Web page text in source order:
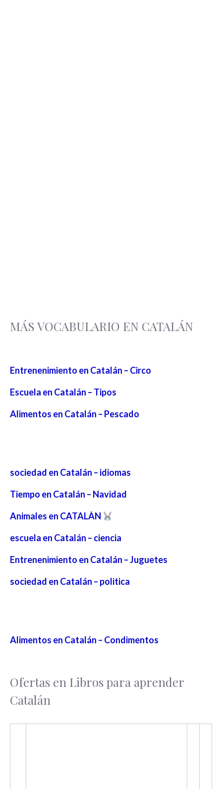
MÁS VOCABULARIO EN CATALÁN
Entrenenimiento en Catalán – Circo
Escuela en Catalán – Tipos
Alimentos en Catalán – Pescado
sociedad en Catalán – idiomas
Tiempo en Catalán – Navidad
Animales en CATALÁN
escuela en Catalán – ciencia
Entrenenimiento en Catalán – Juguetes
sociedad en Catalán – politica
Alimentos en Catalán – Condimentos
Ofertas en Libros para aprender
Catalán